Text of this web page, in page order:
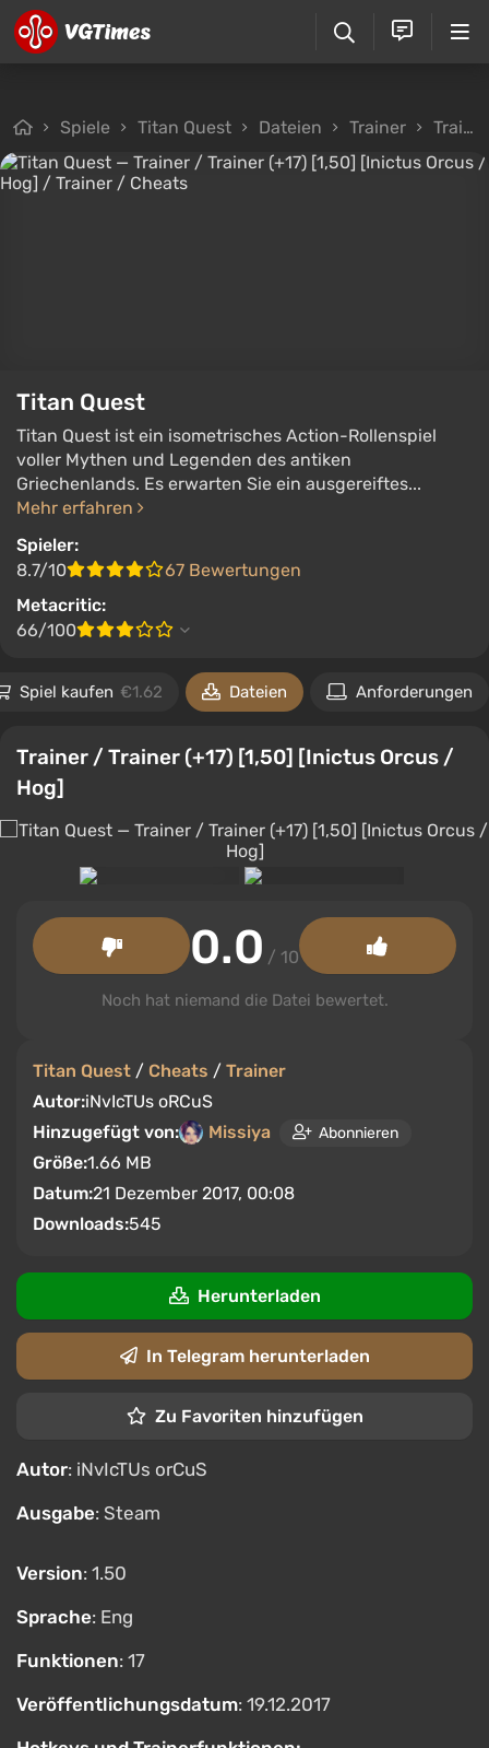
Spiele Titan Quest Dateien Trainer Trainer / Trainer (+17) [1,50] [Inictus Orcus / Hog]
Titan Quest
Titan Quest ist ein isometrisches Action-Rollenspiel
voller Mythen und Legenden des antiken
Griechenlands. Es erwarten Sie ein ausgereiftes...
Mehr erfahren
Spieler:
8.7/10
67 Bewertungen
Metacritic:
66/100
Spiel kaufen €1.62 Dateien Anforderungen
Trainer / Trainer (+17) [1,50] [Inictus Orcus /
Hog]
Titan Quest / Cheats / Trainer
Autor:iNvIcTUs oRCuS
Hinzugefügt von:
Missiya Abonnieren
Größe:1.66 MB
Datum:21 Dezember 2017, 00:08
Downloads:545
0.0 / 10
Noch hat niemand die Datei bewertet.
Herunterladen
In Telegram herunterladen
Zu Favoriten hinzufügen
Autor: iNvIcTUs orCuS
Ausgabe: Steam
Version: 1.50
Sprache: Eng
Funktionen: 17
Veröffentlichungsdatum: 19.12.2017